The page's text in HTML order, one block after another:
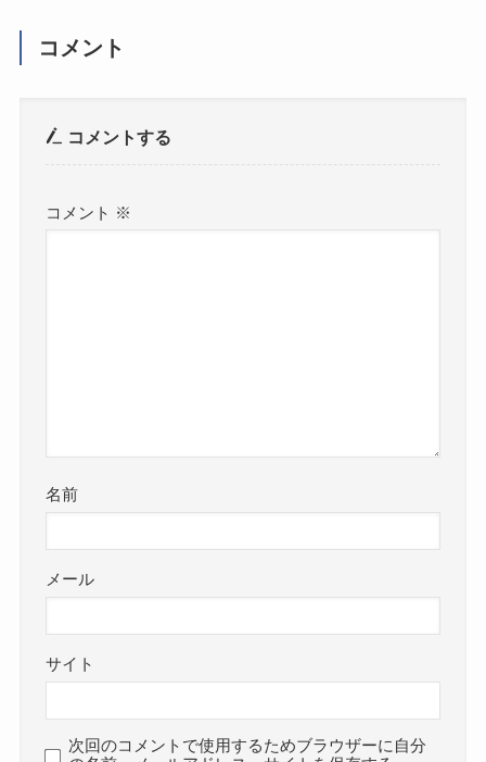
コメント
コメントする
コメント ※
名前
メール
サイト
次回のコメントで使用するためブラウザーに自分